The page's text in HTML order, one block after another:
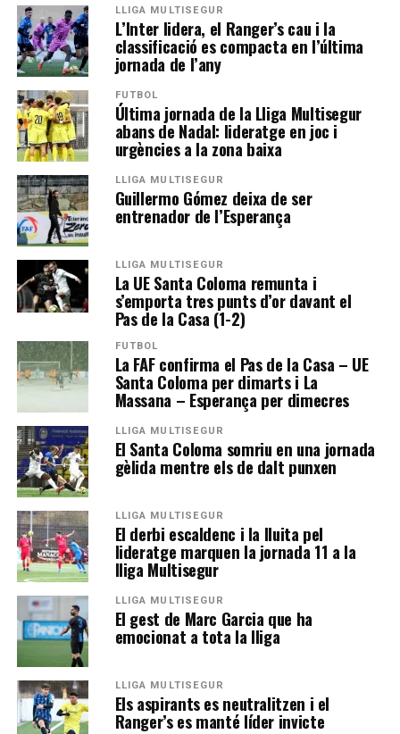
LLIGA MULTISEGUR
L’Inter lidera, el Ranger’s cau i la
classificació es compacta en l’última
jornada de l’any
FUTBOL
Última jornada de la Lliga Multisegur
abans de Nadal: lideratge en joc i
urgències a la zona baixa
LLIGA MULTISEGUR
Guillermo Gómez deixa de ser
entrenador de l’Esperança
LLIGA MULTISEGUR
La UE Santa Coloma remunta i
s’emporta tres punts d’or davant el
Pas de la Casa (1-2)
FUTBOL
La FAF confirma el Pas de la Casa – UE
Santa Coloma per dimarts i La
Massana – Esperança per dimecres
LLIGA MULTISEGUR
El Santa Coloma somriu en una jornada
gèlida mentre els de dalt punxen
LLIGA MULTISEGUR
El derbi escaldenc i la lluita pel
lideratge marquen la jornada 11 a la
lliga Multisegur
LLIGA MULTISEGUR
El gest de Marc Garcia que ha
emocionat a tota la lliga
LLIGA MULTISEGUR
Els aspirants es neutralitzen i el
Ranger’s es manté líder invicte